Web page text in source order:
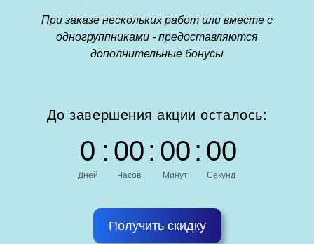
При заказе нескольких работ или вместе с
одногруппниками - предоставляются
дополнительные бонусы
До завершения акции осталось:
0
Дней
: 00
Часов
: 00
Минут
: 00
Секунд
Получить скидку